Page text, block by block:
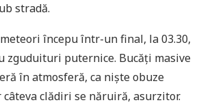
stradă.
începu într-un final, la 03.30,
zguduituri puternice. Bucăți masive
în atmosferă, ca niște obuze
clădiri se năruiră, asurzitor.